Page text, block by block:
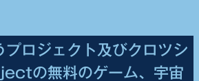
ロジェクト及びクロツシ
の無料のゲーム、宇宙